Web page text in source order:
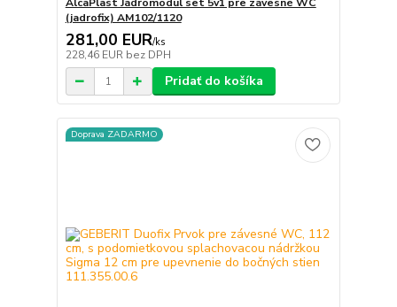
AlcaPlast Jádromodul set 5v1 pre závesné WC
(jadrofix) AM102/1120
281,00 EUR/ks
228,46 EUR bez DPH
Pridať do košíka
Doprava ZADARMO